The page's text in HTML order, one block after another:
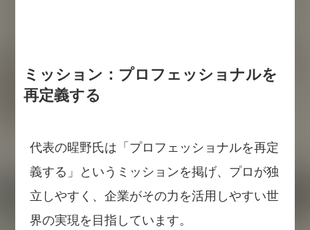
ミッション：プロフェッショナルを
再定義する
代表の暒野氏は「プロフェッショナルを再定
義する」というミッションを掲げ、プロが独
立しやすく、企業がその力を活用しやすい世
界の実現を目指しています。